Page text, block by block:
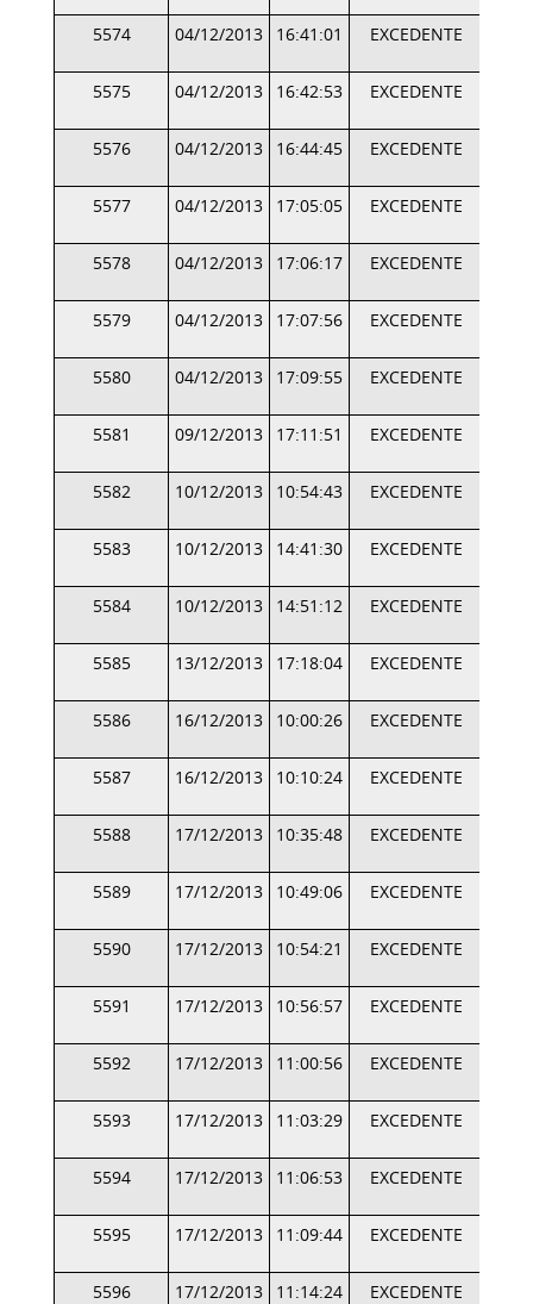
5574 04/12/2013 16:41:01 EXCEDENTE
5575 04/12/2013 16:42:53 EXCEDENTE
5576 04/12/2013 16:44:45 EXCEDENTE
5577 04/12/2013 17:05:05 EXCEDENTE
5578 04/12/2013 17:06:17 EXCEDENTE
5579 04/12/2013 17:07:56 EXCEDENTE
5580 04/12/2013 17:09:55 EXCEDENTE
5581 09/12/2013 17:11:51 EXCEDENTE
5582 10/12/2013 10:54:43 EXCEDENTE
5583 10/12/2013 14:41:30 EXCEDENTE
5584 10/12/2013 14:51:12 EXCEDENTE
5585 13/12/2013 17:18:04 EXCEDENTE
5586 16/12/2013 10:00:26 EXCEDENTE
5587 16/12/2013 10:10:24 EXCEDENTE
5588 17/12/2013 10:35:48 EXCEDENTE
5589 17/12/2013 10:49:06 EXCEDENTE
5590 17/12/2013 10:54:21 EXCEDENTE
5591 17/12/2013 10:56:57 EXCEDENTE
5592 17/12/2013 11:00:56 EXCEDENTE
5593 17/12/2013 11:03:29 EXCEDENTE
5594 17/12/2013 11:06:53 EXCEDENTE
5595 17/12/2013 11:09:44 EXCEDENTE
5596 17/12/2013 11:14:24 EXCEDENTE